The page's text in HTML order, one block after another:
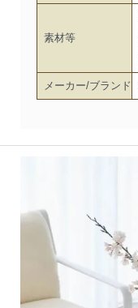
素材等
メーカー/ブランド